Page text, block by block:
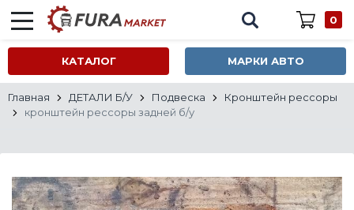
0
КАТАЛОГ МАРКИ АВТО
Главная ДЕТАЛИ Б/У Подвеска
Кронштейн рессоры
кронштейн рессоры задней б/у